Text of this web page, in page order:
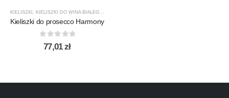
KIELISZKI KIELISZKI DO WINA BIAŁEGO
Kieliszki do prosecco Harmony
out of 5
77,01zł